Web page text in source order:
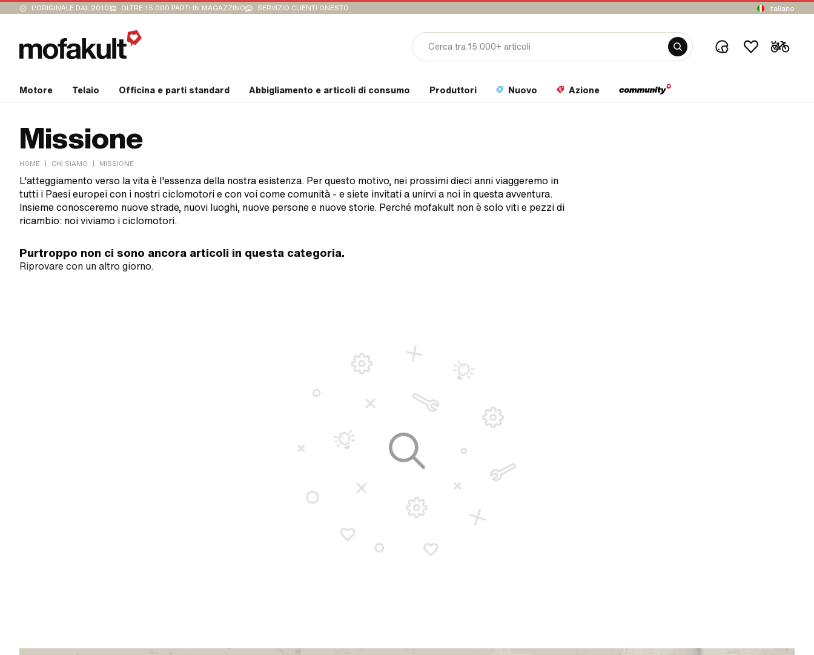
L'ORIGINALE DAL 2010 OLTRE 15.000 PARTI IN MAGAZZINO SERVIZIO CLIENTI ONESTO Italiano
Motore Telaio Officina e parti standard Abbigliamento e articoli di consumo Produttori Nuovo Azione
Missione
HOME | CHI SIAMO | MISSIONE
L'atteggiamento verso la vita è l'essenza della nostra esistenza. Per questo motivo, nei prossimi dieci anni viaggeremo in
tutti i Paesi europei con i nostri ciclomotori e con voi come comunità - e siete invitati a unirvi a noi in questa avventura.
Insieme conosceremo nuove strade, nuovi luoghi, nuove persone e nuove storie. Perché mofakult non è solo viti e pezzi di
ricambio: noi viviamo i ciclomotori.
Purtroppo non ci sono ancora articoli in questa categoria.
Riprovare con un altro giorno.